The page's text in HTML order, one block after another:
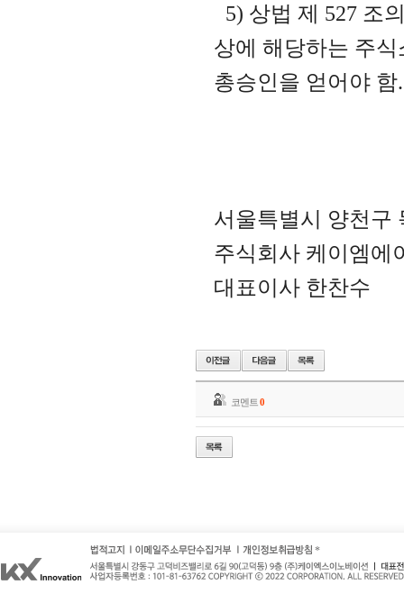
5) 상법 제 527 조
상에 해당하는 주
총승인을 얻어야 함.
서울특별시 양천구
주식회사 케이엠에
대표이사 한찬수
코멘트 0
*